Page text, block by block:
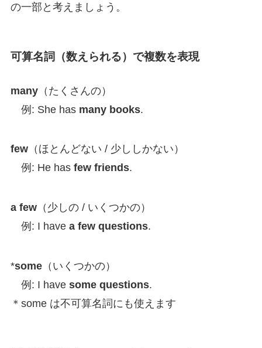
の一部と考えましょう。
可算名詞（数えられる）で複数を表現
many（たくさんの）
例: She has many books.
few（ほとんどない / 少ししかない）
例: He has few friends.
a few（少しの / いくつかの）
例: I have a few questions.
*some（いくつかの）
例: I have some questions.
＊some は不可算名詞にも使えます